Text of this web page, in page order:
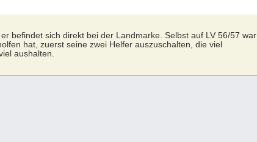
befindet sich direkt bei der Landmarke. Selbst auf LV 56/57 war
hat, zuerst seine zwei Helfer auszuschalten, die viel
aushalten.